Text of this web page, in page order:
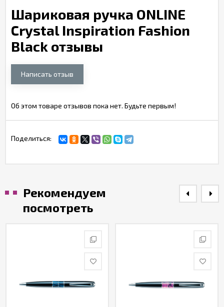
Шариковая ручка ONLINE
Crystal Inspiration Fashion
Black отзывы
Написать отзыв
Об этом товаре отзывов пока нет. Будьте первым!
Поделиться:
Рекомендуем
посмотреть